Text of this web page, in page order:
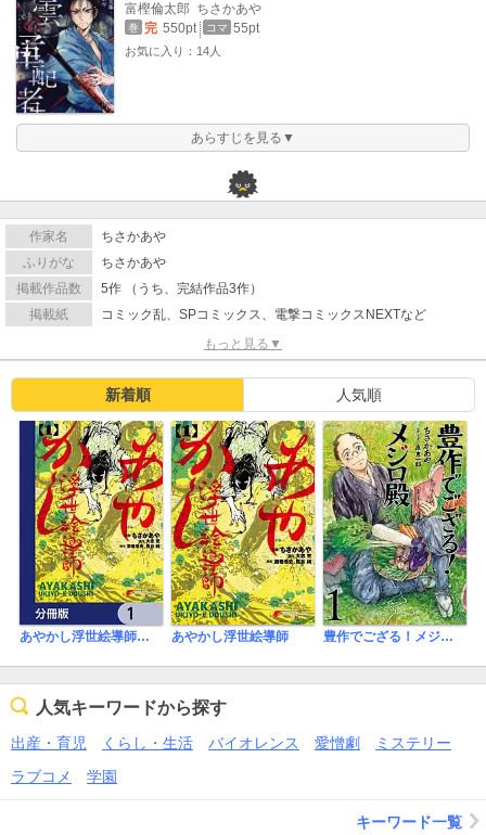
富樫倫太郎 ちさかあや
巻 完 550pt コマ 55pt
お気に入り：14人
あらすじを見る▼
作家名
ちさかあや
ふりがな
ちさかあや
掲載作品数
5作 （うち、完結作品3作）
掲載紙
コミック乱、SPコミックス、電撃コミックスNEXTなど
もっと見る▼
新着順 人気順
あやかし浮世絵導師【分冊版】 あやかし浮世絵導師 豊作でござる！メジロ殿
人気キーワードから探す
出産・育児 くらし・生活 バイオレンス 愛憎劇
ミステリー
ラブコメ
学園
キーワード一覧